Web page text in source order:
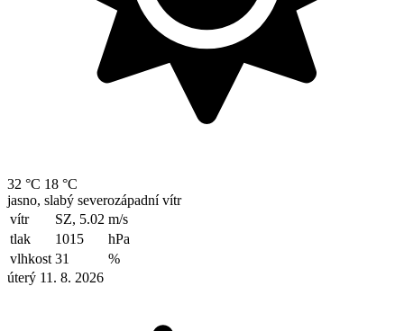
32 °C 18 °C
jasno, slabý severozápadní vítr
vítr
SZ, 5.02 m/s
tlak
1015
hPa
vlhkost 31
%
úterý 11. 8. 2026